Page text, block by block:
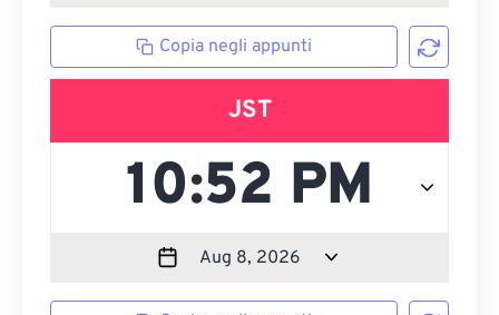
Copia negli appunti
JST